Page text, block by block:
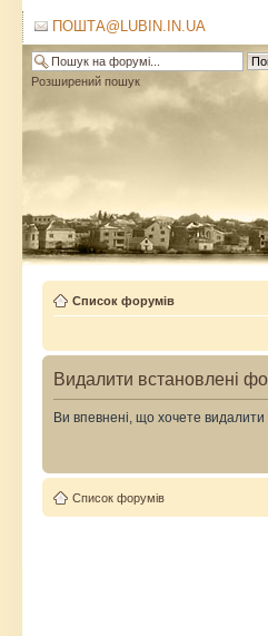
ПОШТА@LUBIN.IN.UA
Розширений пошук
Список форумів
Видалити встановлені
Ви впевнені, що хочете
Список форумів